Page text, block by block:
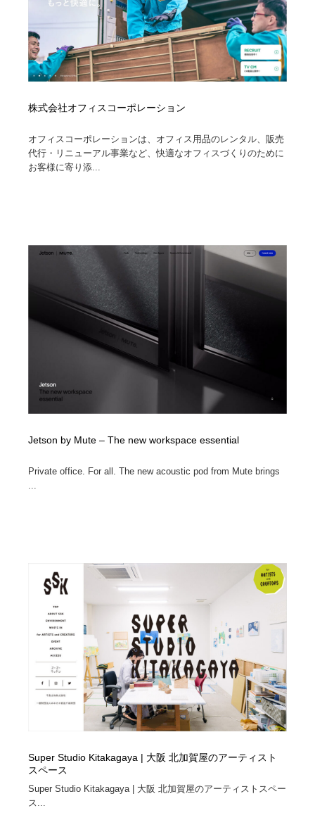
株式会社オフィスコーポレーション
オフィスコーポレーションは、オフィス用品のレンタル、販売
代行・リニューアル事業など、快適なオフィスづくりのために
お客様に寄り添...
Jetson by Mute – The new workspace essential
Private office. For all. The new acoustic pod from Mute brings
...
Super Studio Kitakagaya | 大阪 北加賀屋のアーティスト
スペース
Super Studio Kitakagaya | 大阪 北加賀屋のアーティストスペー
ス...